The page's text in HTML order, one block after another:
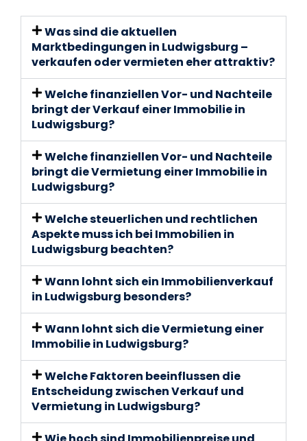
Was sind die aktuellen
Marktbedingungen in Ludwigsburg –
verkaufen oder vermieten eher attraktiv?
Welche finanziellen Vor- und Nachteile
bringt der Verkauf einer Immobilie in
Ludwigsburg?
Welche finanziellen Vor- und Nachteile
bringt die Vermietung einer Immobilie in
Ludwigsburg?
Welche steuerlichen und rechtlichen
Aspekte muss ich bei Immobilien in
Ludwigsburg beachten?
Wann lohnt sich ein Immobilienverkauf
in Ludwigsburg besonders?
Wann lohnt sich die Vermietung einer
Immobilie in Ludwigsburg?
Welche Faktoren beeinflussen die
Entscheidung zwischen Verkauf und
Vermietung in Ludwigsburg?